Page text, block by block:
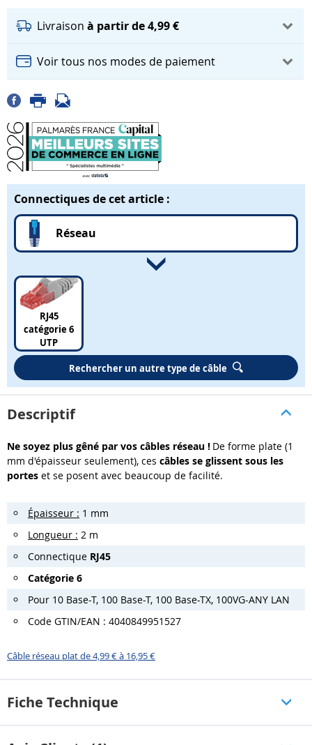
Livraison à partir de 4,99 €
Voir tous nos modes de paiement
Connectiques de cet article :
Réseau
RJ45
catégorie 6
UTP
Rechercher un autre type de câble
Descriptif
Ne soyez plus gêné par vos câbles réseau ! De forme plate (1
mm d'épaisseur seulement), ces câbles se glissent sous les
portes et se posent avec beaucoup de facilité.
Épaisseur : 1 mm
Longueur : 2 m
Connectique RJ45
Catégorie 6
Pour 10 Base-T, 100 Base-T, 100 Base-TX, 100VG-ANY LAN
Code GTIN/EAN : 4040849951527
Câble réseau plat de 4,99 € à 16,95 €
Fiche Technique